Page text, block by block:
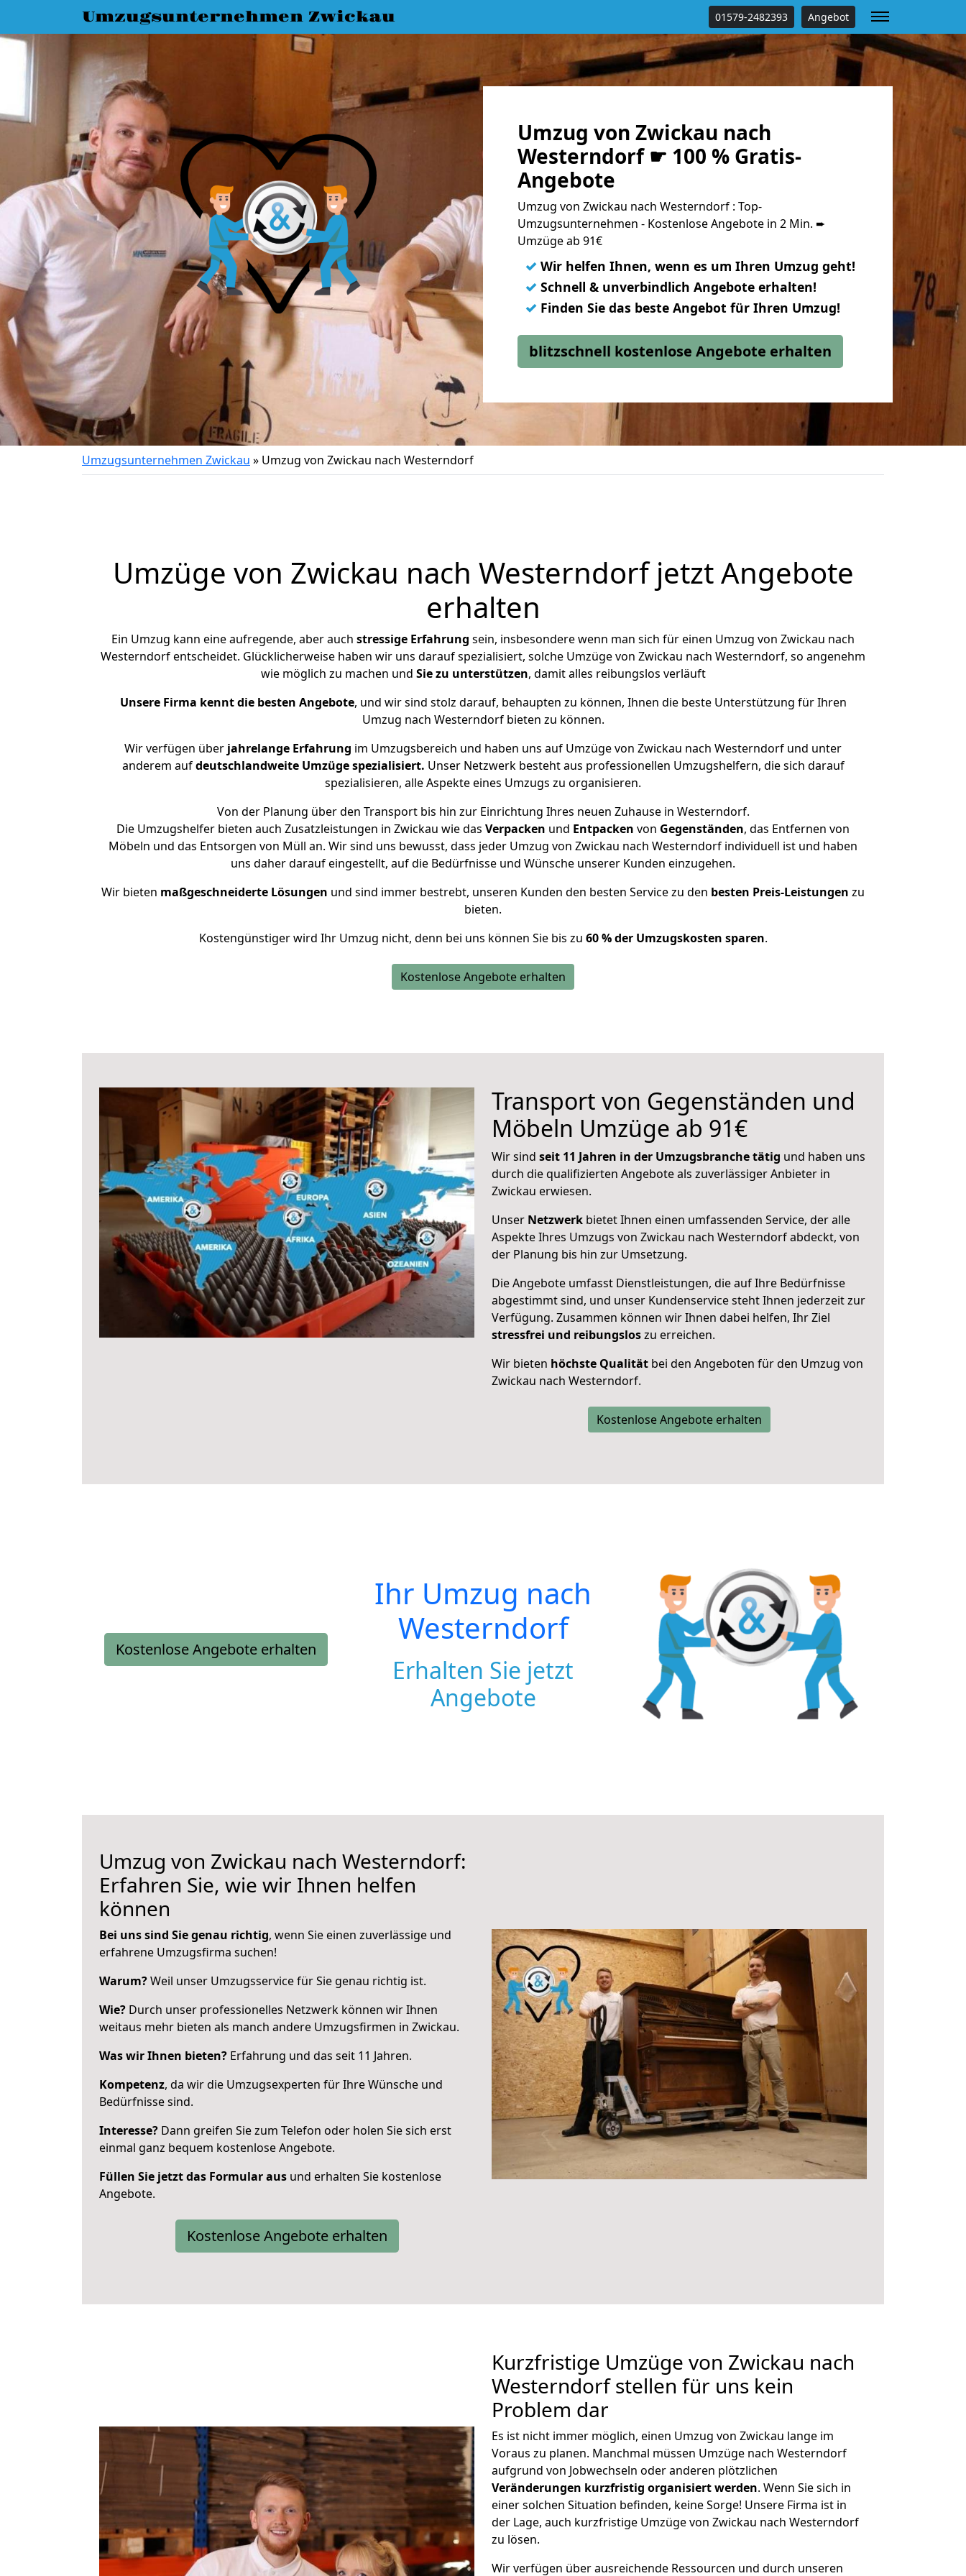
Umzugsunternehmen Zwickau 01579-2482393 Angebot
Umzug von Zwickau nach
Westerndorf ☛ 100 % Gratis-
Angebote
Umzug von Zwickau nach Westerndorf : Top-
Umzugsunternehmen - Kostenlose Angebote in 2 Min. ➨
Umzüge ab 91€
✓ Wir helfen Ihnen, wenn es um Ihren Umzug geht!
✓ Schnell & unverbindlich Angebote erhalten!
✓ Finden Sie das beste Angebot für Ihren Umzug!
blitzschnell kostenlose Angebote erhalten
Umzugsunternehmen Zwickau » Umzug von Zwickau nach Westerndorf
Umzüge von Zwickau nach Westerndorf jetzt Angebote
erhalten
Ein Umzug kann eine aufregende, aber auch stressige Erfahrung sein, insbesondere wenn man sich für einen Umzug von Zwickau nach
Westerndorf entscheidet. Glücklicherweise haben wir uns darauf spezialisiert, solche Umzüge von Zwickau nach Westerndorf, so angenehm
wie möglich zu machen und Sie zu unterstützen, damit alles reibungslos verläuft
Unsere Firma kennt die besten Angebote, und wir sind stolz darauf, behaupten zu können, Ihnen die beste Unterstützung für Ihren
Umzug nach Westerndorf bieten zu können.
Wir verfügen über jahrelange Erfahrung im Umzugsbereich und haben uns auf Umzüge von Zwickau nach Westerndorf und unter
anderem aufdeutschlandweite Umzüge spezialisiert. Unser Netzwerk besteht aus professionellen Umzugshelfern, die sich darauf
spezialisieren, alle Aspekte eines Umzugs zu organisieren.
Von der Planung über den Transport bis hin zur Einrichtung Ihres neuen Zuhause in Westerndorf.
Die Umzugshelfer bieten auch Zusatzleistungen in Zwickau wie das Verpacken und Entpacken von Gegenständen, das Entfernen von
Möbeln und das Entsorgen von Müll an. Wir sind uns bewusst, dass jeder Umzug von Zwickau nach Westerndorf individuell ist und haben
uns daher darauf eingestellt, auf die Bedürfnisse und Wünsche unserer Kunden einzugehen.
Wir bieten maßgeschneiderte Lösungen und sind immer bestrebt, unseren Kunden den besten Service zu den besten Preis-Leistungen zu
bieten.
Kostengünstiger wird Ihr Umzug nicht, denn bei uns können Sie bis zu 60 % der Umzugskosten sparen.
Kostenlose Angebote erhalten
Transport von Gegenständen und
Möbeln Umzüge ab 91€
Wir sind seit 11 Jahren in der Umzugsbranche tätig und haben uns
durch die qualifizierten Angebote als zuverlässiger Anbieter in
Zwickau erwiesen.
Unser Netzwerk bietet Ihnen einen umfassenden Service, der alle
Aspekte Ihres Umzugs von Zwickau nach Westerndorf abdeckt, von
der Planung bis hin zur Umsetzung.
Die Angebote umfasst Dienstleistungen, die auf Ihre Bedürfnisse
abgestimmt sind, und unser Kundenservice steht Ihnen jederzeit zur
Verfügung. Zusammen können wir Ihnen dabei helfen, Ihr Ziel
stressfrei und reibungsloszu erreichen.
Wir bieten höchste Qualität bei den Angeboten für den Umzug von
Zwickau nach Westerndorf.
Kostenlose Angebote erhalten
Kostenlose Angebote erhalten
Ihr Umzug nach
Westerndorf
Erhalten Sie jetzt
Angebote
Umzug von Zwickau nach Westerndorf:
Erfahren Sie, wie wir Ihnen helfen
können
Bei uns sind Sie genau richtig, wenn Sie einen zuverlässige und
erfahrene Umzugsfirma suchen!
Warum?Weil unser Umzugsservice für Sie genau richtig ist.
Wie? Durch unser professionelles Netzwerk können wir Ihnen
weitaus mehr bieten als manch andere Umzugsfirmen in Zwickau.
Was wir Ihnen bieten? Erfahrung und das seit 11 Jahren.
Kompetenz, da wir die Umzugsexperten für Ihre Wünsche und
Bedürfnisse sind.
Interesse? Dann greifen Sie zum Telefon oder holen Sie sich erst
einmal ganz bequem kostenlose Angebote.
Füllen Sie jetzt das Formular aus und erhalten Sie kostenlose
Angebote.
Kostenlose Angebote erhalten
Kurzfristige Umzüge von Zwickau nach
Westerndorf stellen für uns kein
Problem dar
Es ist nicht immer möglich, einen Umzug von Zwickau lange im
Voraus zu planen. Manchmal müssen Umzüge nach Westerndorf
aufgrund von Jobwechseln oder anderen plötzlichen
Veränderungen kurzfristig organisiert werden. Wenn Sie sich in
einer solchen Situation befinden, keine Sorge! Unsere Firma ist in
der Lage, auch kurzfristige Umzüge von Zwickau nach Westerndorf
zu lösen.
Wir verfügen über ausreichende Ressourcen und durch unseren